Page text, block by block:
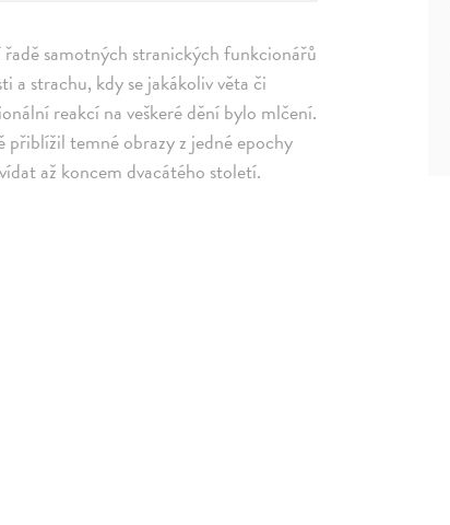
samotných stranických funkcionářů
a strachu, kdy se jakákoliv věta či
reakcí na veškeré dění bylo mlčení.
přiblížil temné obrazy z jedné epochy
až koncem dvacátého století.